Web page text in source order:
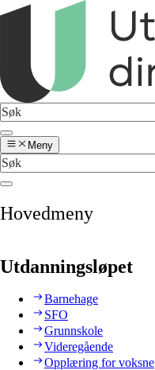
Meny
Hovedmeny
Utdanningsløpet
Barnehage
SFO
Grunnskole
Videregående
Opplæring for voksne